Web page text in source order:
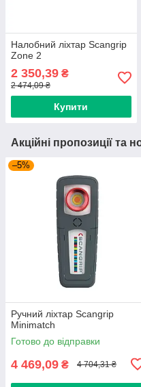
Налобний ліхтар Scangrip
Zone 2
2 350,39 ₴
2 474,09 ₴
Купити
Акційні пропозиції та
–5%
Ручний ліхтар Scangrip
Minimatch
Готово до відправки
4 469,09 ₴ 4 704,31 ₴